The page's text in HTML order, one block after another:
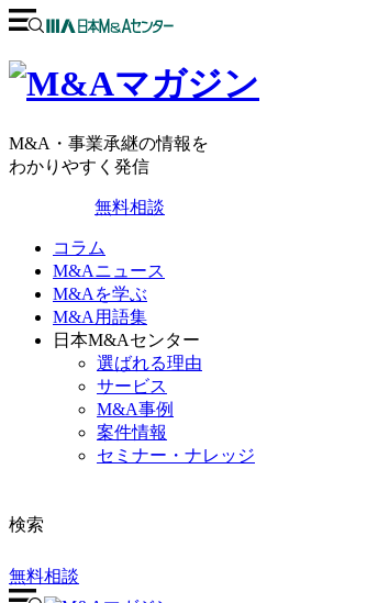
M&A・事業承継の情報を
わかりやすく発信
無料相談
コラム
M&Aニュース
M&Aを学ぶ
M&A用語集
日本M&Aセンター
選ばれる理由
サービス
M&A事例
案件情報
セミナー・ナレッジ
検索
無料相談